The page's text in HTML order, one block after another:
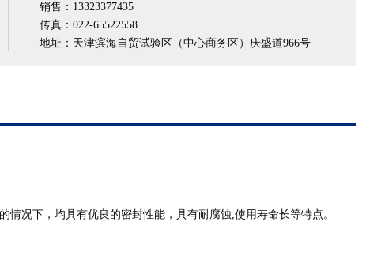
销售：13323377435
传真：022-65522558
地址：天津滨海自贸试验区（中心商务区）庆盛道966号
况下，均具有优良的密封性能，具有耐腐蚀,使用寿命长等特点。